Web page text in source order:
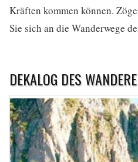
Kräften kommen können.
Sie sich an die Wanderwege
DEKALOG DES